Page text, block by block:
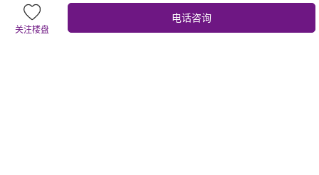
㎡豪宅大平层
【楼盘动态】世荣暻观 截止日期:2026-07-01
关注楼盘
电话咨询